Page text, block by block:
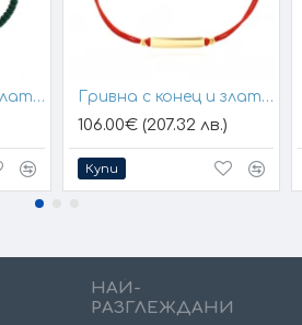
Гривна с конец и златен елемент кръст Гривна с конец и златна плочка за гравиране
106.00€ (207.32 лв.)
Купи
НАЙ-
РАЗГЛЕЖДАНИ